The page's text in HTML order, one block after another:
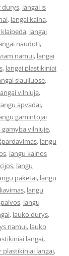
durys, langai is
, langai kaina,
, langai
naudoti,
namui, langai
, langai plastikiniai
siauliuose,
vilniuje,
langu apvadai,
gamintojai
gamyba vilniuje,
, langu
, langu kainos
, langu
paketai, langu
, langu
, langų
, lauko durys,
namui, lauko
langai,
plastikiniai langai,